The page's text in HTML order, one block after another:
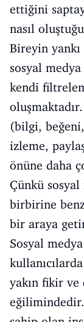
ettiğini
nasıl
Bireyin yankı
sosyal
kendi
oluşmaktadır.
(bilgi,
izleme,
önüne daha
Çünkü sosyal
birbirine
bir araya
Sosyal
yakın fikir